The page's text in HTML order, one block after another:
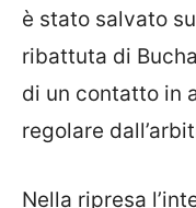
è stato salvato
ribattuta di
di un contatto in
regolare
Nella ripresa